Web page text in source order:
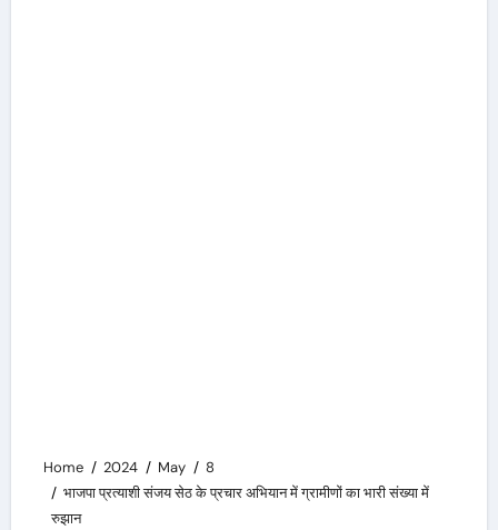
Home 2024 May
8
भाजपा प्रत्याशी संजय सेठ के प्रचार अभियान में ग्रामीणों का भारी संख्या में
रुझान